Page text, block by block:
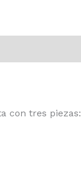
con tres piezas: